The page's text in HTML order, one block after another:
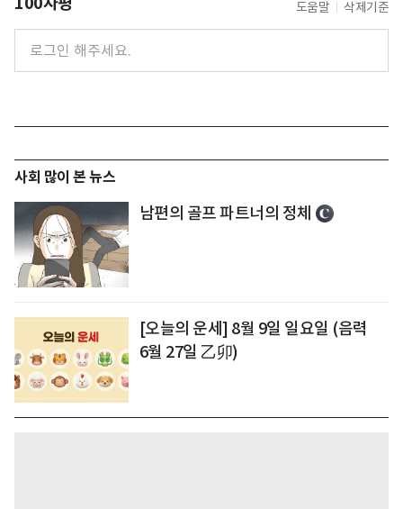
도움말 삭제기준
사회 많이 본 뉴스
남편의 골프 파트너의 정체
[오늘의 운세] 8월 9일 일요일 (음력
6월 27일 乙卯)